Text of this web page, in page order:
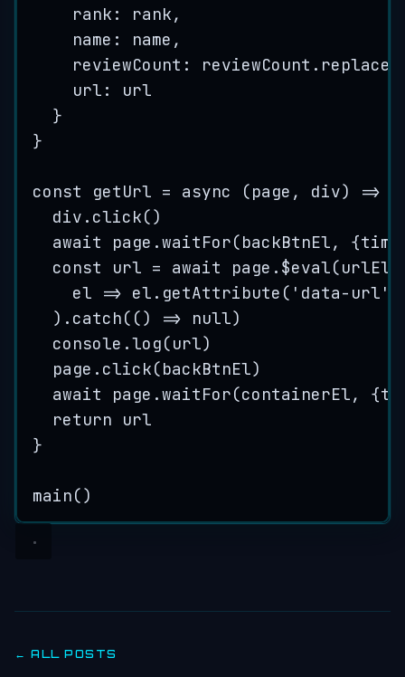
rank : rank,
name : name ,
reviewCount : reviewCount . replace
url :
url
}
}
const getUrl = async (page , div) =>
div . click()
await page .waitFor(backBtnEl, {
const
url = await page . $eval(urlEl
el
=> el . getAttribute ( ' data-url '
) . catch( () => null)
console .log(url)
page . click(backBtnEl)
await page .waitFor(containerEl, {
return url
}
main()
← ALL POSTS